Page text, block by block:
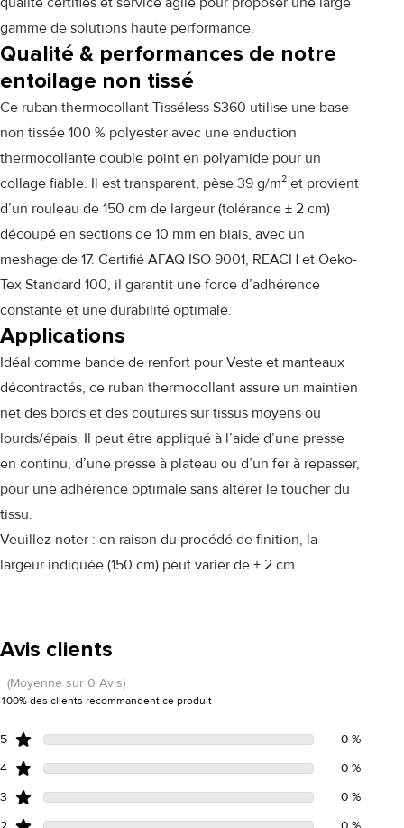
gamme de solutions haute performance.
Qualité & performances de notre
entoilage non tissé
Ce ruban thermocollant Tisséless S360 utilise une base
non tissée 100 % polyester avec une enduction
thermocollante double point en polyamide pour un
collage fiable. Il est transparent, pèse 39 g/m² et provient
d’un rouleau de 150 cm de largeur (tolérance ± 2 cm)
découpé en sections de 10 mm en biais, avec un
meshage de 17. Certifié AFAQ ISO 9001, REACH et Oeko-
Tex Standard 100, il garantit une force d’adhérence
constante et une durabilité optimale.
Applications
Idéal comme bande de renfort pour Veste et manteaux
décontractés, ce ruban thermocollant assure un maintien
net des bords et des coutures sur tissus moyens ou
lourds/épais. Il peut être appliqué à l’aide d’une presse
en continu, d’une presse à plateau ou d’un fer à repasser,
pour une adhérence optimale sans altérer le toucher du
tissu.
Veuillez noter : en raison du procédé de finition, la
largeur indiquée (150 cm) peut varier de ± 2 cm.
Avis clients
(Moyenne sur 0 Avis)
100% des clients recommandent ce produit
5
0 %
4
0 %
3
0 %